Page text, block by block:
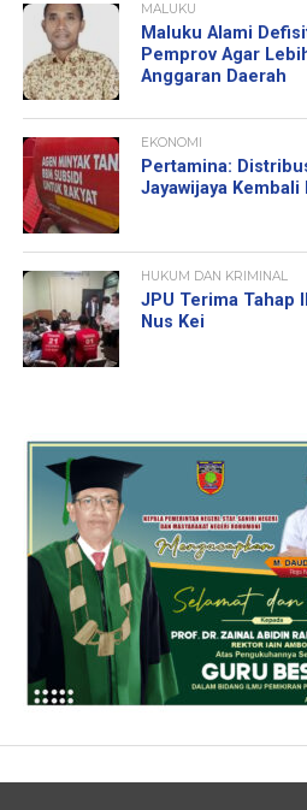
MALUKU
Maluku Alami
Pemprov Agar
Anggaran Daerah
EKONOMI
Pertamina:
Jayawijaya Kembali
HUKUM DAN KRIMINAL
JPU Terima Tahap
Nus Kei